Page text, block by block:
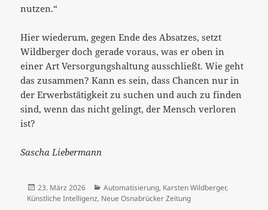
nutzen.“
Hier wiederum, gegen Ende des Absatzes, setzt
Wildberger doch gerade voraus, was er oben in
einer Art Versorgungshaltung ausschließt. Wie geht
das zusammen? Kann es sein, dass Chancen nur in
der Erwerbstätigkeit zu suchen und auch zu finden
sind, wenn das nicht gelingt, der Mensch verloren
ist?
Sascha Liebermann
Veröffentlicht
am
23. März 2026 Kategorien
Automatisierung, Karsten Wildberger,
Künstliche Intelligenz, Neue Osnabrücker Zeitung